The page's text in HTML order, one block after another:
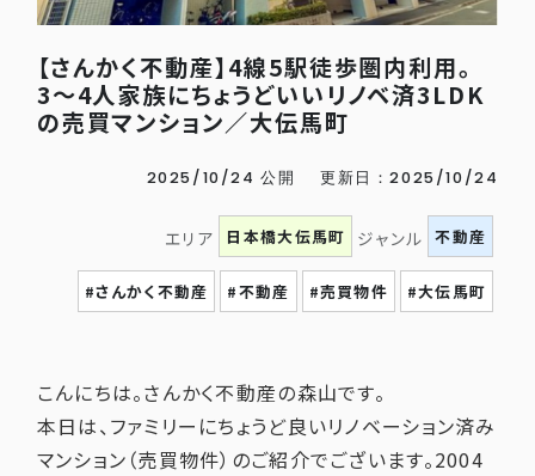
【さんかく不動産】4線5駅徒歩圏内利用。
3〜4人家族にちょうどいいリノベ済3LDK
の売買マンション／大伝馬町
2025/10/24 公開 更新日：2025/10/24
エリア 日本橋大伝馬町 ジャンル 不動産
#さんかく不動産 #不動産 #売買物件 #大伝馬町
こんにちは。さんかく不動産の森山です。
本日は、ファミリーにちょうど良いリノベーション済み
マンション（売買物件）のご紹介でございます。2004